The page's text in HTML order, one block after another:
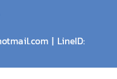
| LineID: